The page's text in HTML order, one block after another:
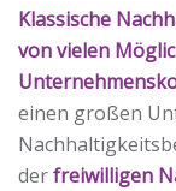
Klassische
von vielen
einen großen
derfreiwilligen